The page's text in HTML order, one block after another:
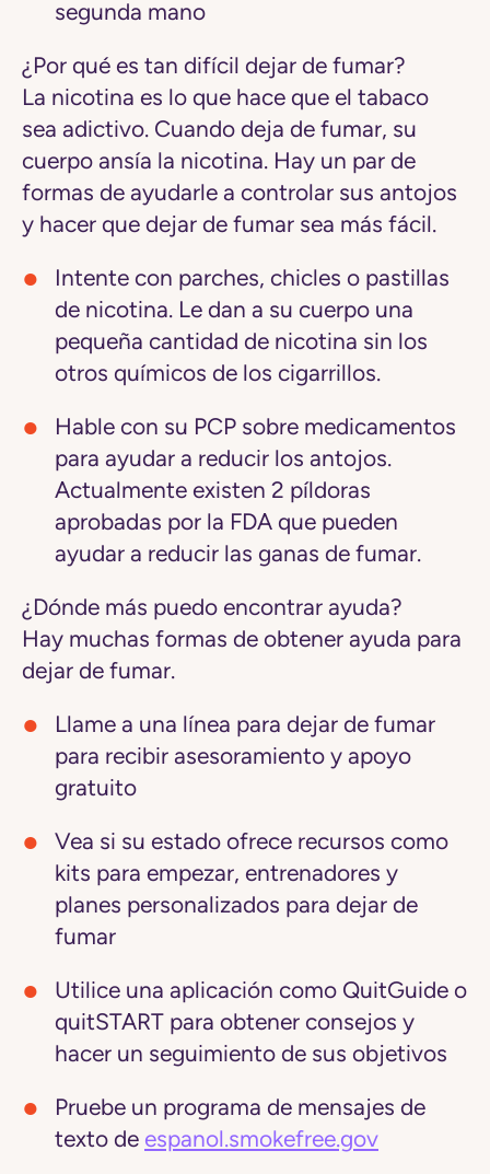
segunda mano
¿Por qué es tan difícil dejar de fumar?
La nicotina es lo que hace que el tabaco
sea adictivo. Cuando deja de fumar, su
cuerpo ansía la nicotina. Hay un par de
formas de ayudarle a controlar sus antojos
y hacer que dejar de fumar sea más fácil.
Intente con parches, chicles o pastillas
de nicotina. Le dan a su cuerpo una
pequeña cantidad de nicotina sin los
otros químicos de los cigarrillos.
Hable con su PCP sobre medicamentos
para ayudar a reducir los antojos.
Actualmente existen 2 píldoras
aprobadas por la FDA que pueden
ayudar a reducir las ganas de fumar.
¿Dónde más puedo encontrar ayuda?
Hay muchas formas de obtener ayuda para
dejar de fumar.
Llame a una línea para dejar de fumar
para recibir asesoramiento y apoyo
gratuito
Vea si su estado ofrece recursos como
kits para empezar, entrenadores y
planes personalizados para dejar de
fumar
Utilice una aplicación como QuitGuide o
quitSTART para obtener consejos y
hacer un seguimiento de sus objetivos
Pruebe un programa de mensajes de
texto de espanol.smokefree.gov